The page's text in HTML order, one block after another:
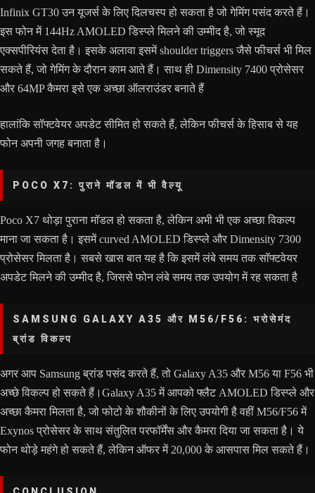
Infinix GT30 उन यूजर्स के लिए दिलचस्प हो सकता है जो गेमिंग पसंद करते हैं।
इस फोन में 144Hz AMOLED डिस्प्ले मिलने की उम्मीद है, जो स्मूद
एक्सपीरियंस देता है। इसके अलावा इसमें shoulder triggers जैसे फीचर्स भी मिल
सकते हैं, जो गेमिंग के दौरान काम आते हैं। साथ ही Dimensity 7400 प्रोसेसर
और 64MP कैमरा इसे एक अच्छा ऑलराउंडर बनाते हैं
हालांकि सॉफ्टवेयर अपडेट सीमित हो सकते हैं, लेकिन फीचर्स के हिसाब से यह
फोन अपनी जगह बनाता है।
POCO X7: पुराने मॉडल में भी वैल्यू
Poco X7 थोड़ा पुराना मॉडल हो सकता है, लेकिन अभी भी एक अच्छा विकल्प
माना जा सकता है। इसमें curved AMOLED डिस्प्ले और Dimensity 7300
प्रोसेसर मिलता है। सबसे खास बात यह है कि इसमें लंबे समय तक सॉफ्टवेयर
अपडेट मिलने की उम्मीद है, जिससे फोन लंबे समय तक उपयोग में रह सकता है
SAMSUNG GALAXY A35 और M56/F56: भरोसेमंद
ब्रांड विकल्प
अगर आप Samsung ब्रांड पसंद करते हैं, तो Galaxy A35 और M56 या F56 भी
अच्छे विकल्प हो सकते हैं।Galaxy A35 में आपको फ्लैट AMOLED डिस्प्ले और
अच्छा कैमरा मिलता है, जो फोटो के शौकीनों के लिए उपयोगी है वहीं M56/F56 में
Exynos प्रोसेसर के साथ संतुलित परफॉर्मेंस और कैमरा दिया जा सकता है। ये
फोन थोड़े महंगे हो सकते हैं, लेकिन ऑफर में 20,000 के आसपास मिल सकते हैं।